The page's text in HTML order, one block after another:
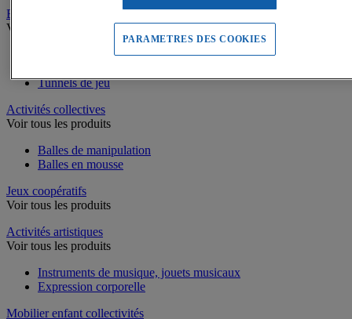
Equilibre, Coordination
Voir tous les produits
Parcours de motricité
Tunnels de jeu
Activités collectives
Voir tous les produits
Balles de manipulation
Balles en mousse
Jeux coopératifs
Voir tous les produits
Activités artistiques
Voir tous les produits
Instruments de musique, jouets musicaux
Expression corporelle
Mobilier enfant collectivités
PARAMETRES DES COOKIES